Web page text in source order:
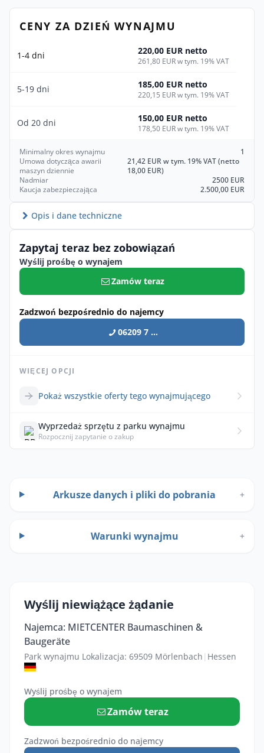
CENY ZA DZIEŃ WYNAJMU
1-4 dni 220,00 EUR netto
261,80 EUR w tym. 19% VAT
5-19 dni 185,00 EUR netto
220,15 EUR w tym. 19% VAT
Od 20 dni 150,00 EUR netto
178,50 EUR w tym. 19% VAT
Minimalny okres wynajmu
1
Umowa dotycząca awarii
maszyn dziennie
21,42 EUR w tym. 19% VAT (netto
18,00 EUR)
Nadmiar
2500 EUR
Kaucja zabezpieczająca
2.500,00 EUR
Opis i dane techniczne
Zapytaj teraz bez zobowiązań
Wyślij prośbę o wynajem
Zamów teraz
Zadzwoń bezpośrednio do najemcy
06209 7 ...
WIĘCEJ OPCJI
Pokaż wszystkie oferty tego wynajmującego
Wyprzedaż sprzętu z parku wynajmu
Rozpocznij zapytanie o zakup
Arkusze danych i pliki do pobrania +
Warunki wynajmu +
Wyślij niewiążące żądanie
Najemca: MIETCENTER Baumaschinen &
Baugeräte
Park wynajmu Lokalizacja: 69509 Mörlenbach | Hessen
Wyślij prośbę o wynajem
Zamów teraz
Zadzwoń bezpośrednio do najemcy